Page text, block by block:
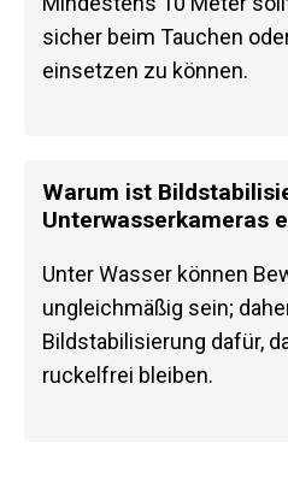
sicher beim Tauchen
einsetzen zu können.
Warum ist
Unterwasserkameras
Unter Wasser können
ungleichmäßig sein;
Bildstabilisierung dafür,
ruckelfrei bleiben.